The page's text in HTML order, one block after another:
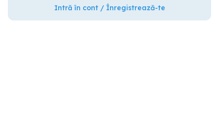
Intră în cont / Înregistrează-te